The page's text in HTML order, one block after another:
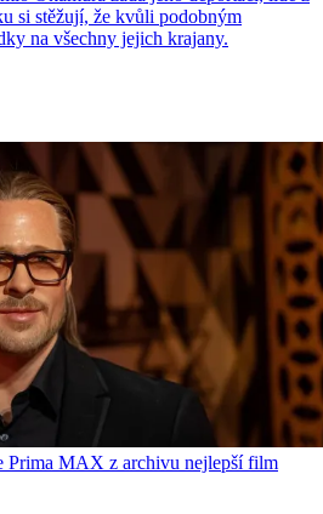
si stěžují, že kvůli podobným
na všechny jejich krajany.
Prima MAX z archivu nejlepší film